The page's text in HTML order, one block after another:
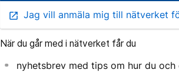
open_in_new Jag vill anmäla mig till nätverket
När du går med i nätverket får du
nyhetsbrev med tips om hur du